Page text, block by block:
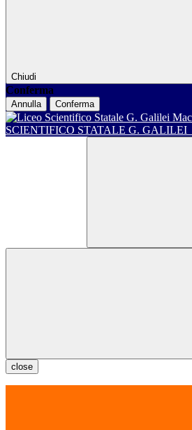
Chiudi
Conferma
Annulla Conferma
SCIENTIFICO STATALE G. GALILEI
close